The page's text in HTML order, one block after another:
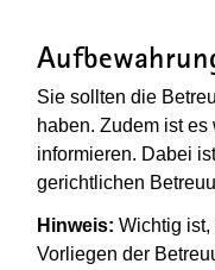
Sie sollten die
haben. Zudem ist
informieren. Dabei
gerichtlichen
Hinweis: Wichtig
Vorliegen der